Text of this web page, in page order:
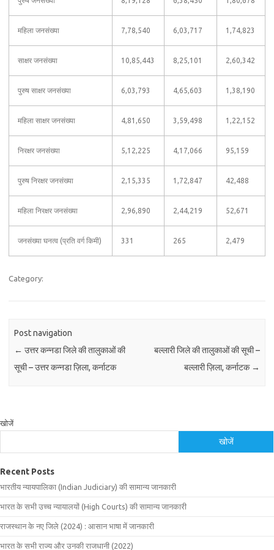
महिला जनसंख्या 7,78,540 6,03,717 1,74,823
साक्षर जनसंख्या 10,85,443 8,25,101 2,60,342
पुरुष साक्षर जनसंख्या 6,03,793 4,65,603 1,38,190
महिला साक्षर जनसंख्या 4,81,650 3,59,498 1,22,152
निरक्षर जनसंख्या 5,12,225 4,17,066 95,159
पुरुष निरक्षर जनसंख्या 2,15,335 1,72,847 42,488
महिला निरक्षर जनसंख्या 2,96,890 2,44,219 52,671
जनसंख्या घनत्व (प्रति वर्ग किमी) 331 265 2,479
Category:
Post navigation
← उत्तर कन्नडा जिले की तालुकाओं की
सूची – उत्तर कन्नडा ज़िला, कर्नाटक
बल्लारी जिले की तालुकाओं की सूची –
बल्लारी ज़िला, कर्नाटक →
खोजें
खोजें
Recent Posts
भारतीय न्यायपालिका (Indian Judiciary) की सामान्य जानकारी
भारत के सभी उच्च न्यायालयों (High Courts) की सामान्य जानकारी
राजस्थान के नए जिले (2024) : आसान भाषा में जानकारी
भारत के सभी राज्य और उनकी राजधानी (2022)